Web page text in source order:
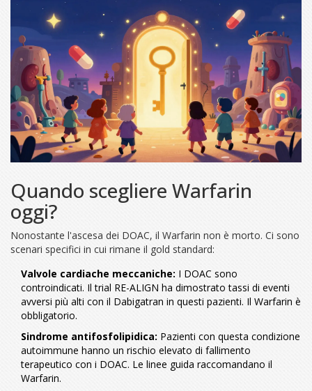
Quando scegliere Warfarin
oggi?
Nonostante l'ascesa dei DOAC, il Warfarin non è morto. Ci sono
scenari specifici in cui rimane il gold standard:
Valvole cardiache meccaniche: I DOAC sono
controindicati. Il trial RE-ALIGN ha dimostrato tassi di eventi
avversi più alti con il Dabigatran in questi pazienti. Il Warfarin è
obbligatorio.
Sindrome antifosfolipidica: Pazienti con questa condizione
autoimmune hanno un rischio elevato di fallimento
terapeutico con i DOAC. Le linee guida raccomandano il
Warfarin.